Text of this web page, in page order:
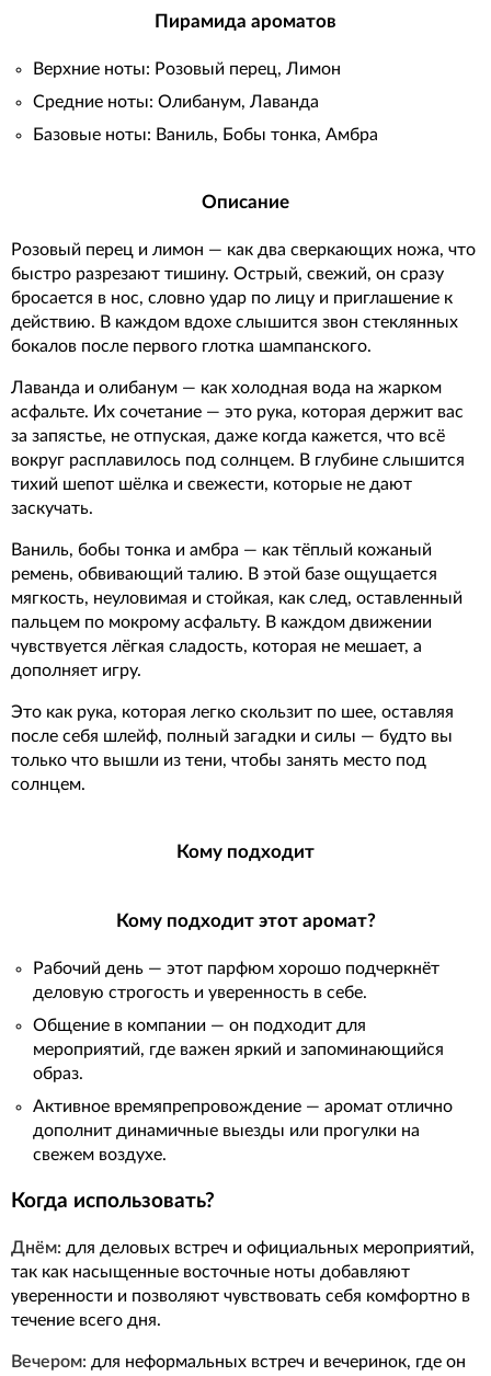
Пирамида ароматов
Верхние ноты: Розовый перец, Лимон
Средние ноты: Олибанум, Лаванда
Базовые ноты: Ваниль, Бобы тонка, Амбра
Описание
Розовый перец и лимон — как два сверкающих ножа, что
быстро разрезают тишину. Острый, свежий, он сразу
бросается в нос, словно удар по лицу и приглашение к
действию. В каждом вдохе слышится звон стеклянных
бокалов после первого глотка шампанского.
Лаванда и олибанум — как холодная вода на жарком
асфальте. Их сочетание — это рука, которая держит вас
за запястье, не отпуская, даже когда кажется, что всё
вокруг расплавилось под солнцем. В глубине слышится
тихий шепот шёлка и свежести, которые не дают
заскучать.
Ваниль, бобы тонка и амбра — как тёплый кожаный
ремень, обвивающий талию. В этой базе ощущается
мягкость, неуловимая и стойкая, как след, оставленный
пальцем по мокрому асфальту. В каждом движении
чувствуется лёгкая сладость, которая не мешает, а
дополняет игру.
Это как рука, которая легко скользит по шее, оставляя
после себя шлейф, полный загадки и силы — будто вы
только что вышли из тени, чтобы занять место под
солнцем.
Кому подходит
Кому подходит этот аромат?
Рабочий день — этот парфюм хорошо подчеркнёт
деловую строгость и уверенность в себе.
Общение в компании — он подходит для
мероприятий, где важен яркий и запоминающийся
образ.
Активное времяпрепровождение — аромат отлично
дополнит динамичные выезды или прогулки на
свежем воздухе.
Когда использовать?
Днём: для деловых встреч и официальных мероприятий,
так как насыщенные восточные ноты добавляют
уверенности и позволяют чувствовать себя комфортно в
течение всего дня.
Вечером: для неформальных встреч и вечеринок, где он